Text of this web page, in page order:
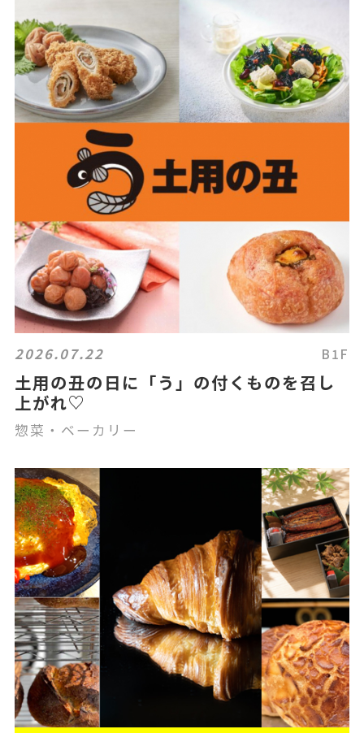
2026.07.22 B1F
土用の丑の日に「う」の付くものを召し
上がれ♡
惣菜・ベーカリー